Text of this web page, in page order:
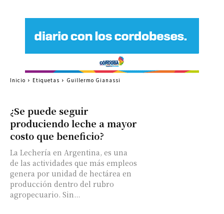
¿Se puede seguir
produciendo leche a mayor
costo que beneficio?
La Lechería en Argentina, es una
de las actividades que más empleos
genera por unidad de hectárea en
producción dentro del rubro
agropecuario. Sin...
Inicio Etiquetas Guillermo Gianassi